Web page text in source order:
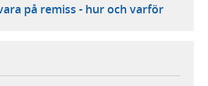
på remiss - hur och varför